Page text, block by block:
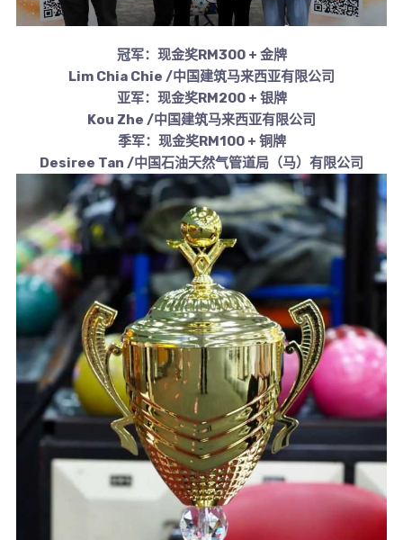
冠军：现金奖RM300 + 金牌
Lim Chia Chie /中国建筑马来西亚有限公司
亚军：现金奖RM200 + 银牌
Kou Zhe /中国建筑马来西亚有限公司
季军：现金奖RM100 + 铜牌
Desiree Tan /中国石油天然气管道局（马）有限公司